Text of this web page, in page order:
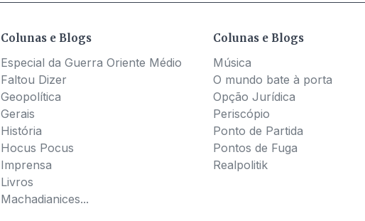
Colunas e Blogs
Especial da Guerra Oriente Médio
Faltou Dizer
Geopolítica
Gerais
História
Hocus Pocus
Imprensa
Livros
Machadianices...
Colunas e Blogs
Música
O mundo bate à porta
Opção Jurídica
Periscópio
Ponto de Partida
Pontos de Fuga
Realpolitik